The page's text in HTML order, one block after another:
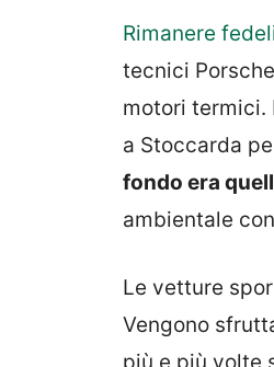
Rimanere
tecnici
motori termici.
a Stoccarda
fondo era
ambientale
Le vetture
Vengono